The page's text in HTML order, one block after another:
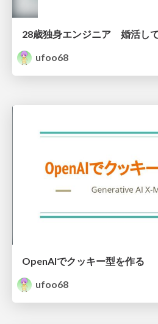
28歳独身エンジニア 婚活し
ufoo68
OpenAIでクッキー型を作る
ufoo68